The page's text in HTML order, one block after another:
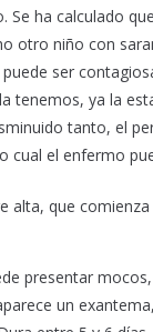
Se ha calculado
otro niño con
ser
tenemos, ya la
tanto, el
cual el enfermo
alta, que
presentar
un